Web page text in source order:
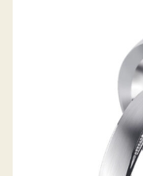
MEISTER